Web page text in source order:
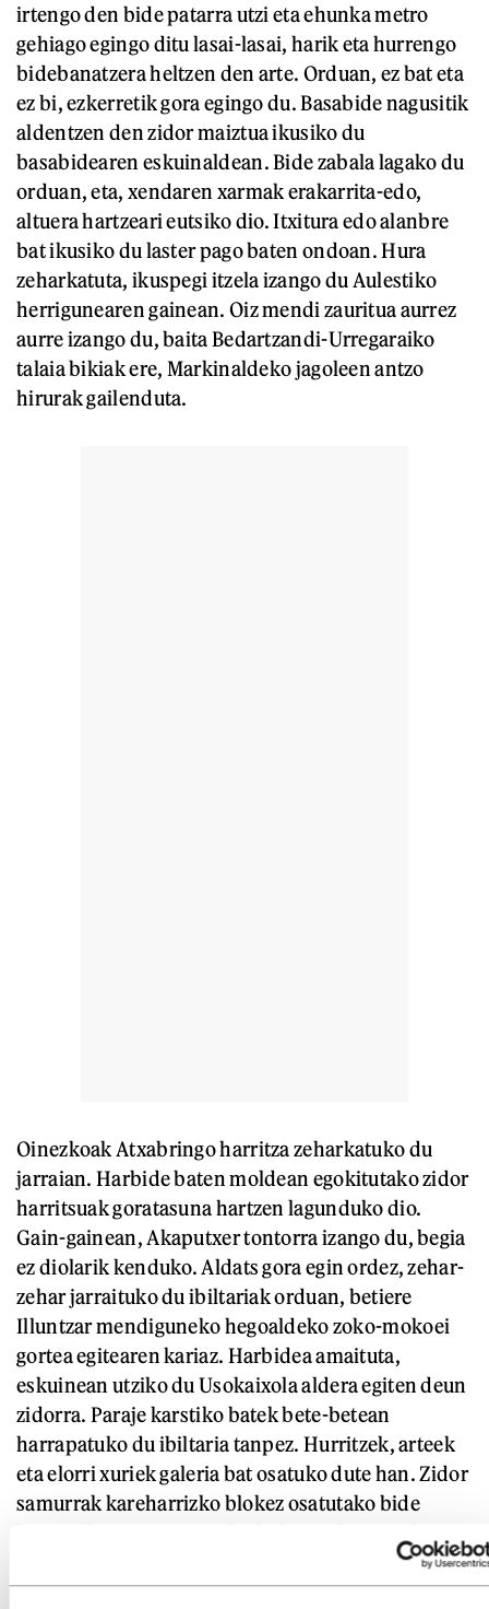
irtengo den bide patarra utzi eta ehunka metro
gehiago egingo ditu lasai-lasai, harik eta hurrengo
bidebanatzera heltzen den arte. Orduan, ez bat eta
ez bi, ezkerretik gora egingo du. Basabide nagusitik
aldentzen den zidor maiztua ikusiko du
basabidearen eskuinaldean. Bide zabala lagako du
orduan, eta, xendaren xarmak erakarrita-edo,
altuera hartzeari eutsiko dio. Itxitura edo alanbre
bat ikusiko du laster pago baten ondoan. Hura
zeharkatuta, ikuspegi itzela izango du Aulestiko
herrigunearen gainean. Oiz mendi zauritua aurrez
aurre izango du, baita Bedartzandi-Urregaraiko
talaia bikiak ere, Markinaldeko jagoleen antzo
hirurak gailenduta.
Oinezkoak Atxabringo harritza zeharkatuko du
jarraian. Harbide baten moldean egokitutako zidor
harritsuak goratasuna hartzen lagunduko dio.
Gain-gainean, Akaputxer tontorra izango du, begia
ez diolarik kenduko. Aldats gora egin ordez, zehar-
zehar jarraituko du ibiltariak orduan, betiere
Illuntzar mendiguneko hegoaldeko zoko-mokoei
gortea egitearen kariaz. Harbidea amaituta,
eskuinean utziko du Usokaixola aldera egiten deun
zidorra. Paraje karstiko batek bete-betean
harrapatuko du ibiltaria tanpez. Hurritzek, arteek
eta elorri xuriek galeria bat osatuko dute han. Zidor
samurrak kareharrizko blokez osatutako bide
irtetean, eskuinean lagako du Kobara doan bidexka
eta, apurka-apurka, Akaputxer tontorrera